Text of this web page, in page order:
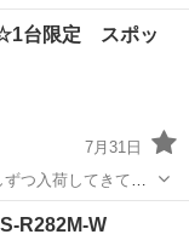
曰く「状態がいい」
。 ポンプダウン作業
台限定 スポッ
7月31日
つ入荷してきてい
(取引時に詳細住所
R282M-W